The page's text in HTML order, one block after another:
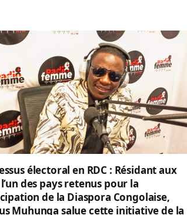
électoral en RDC : Résidant aux
l’un des pays retenus pour la
de la Diaspora Congolaise,
Muhunga salue cette initiative de la